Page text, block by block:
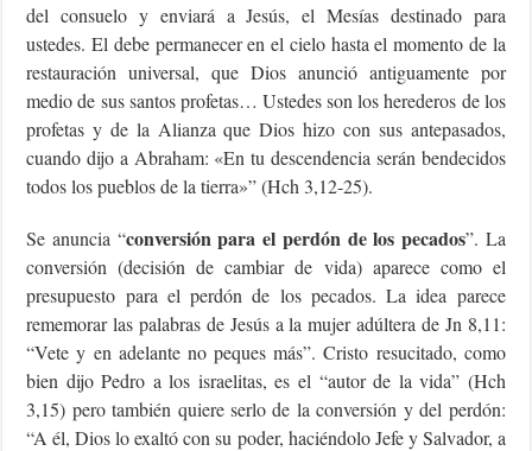
del consuelo y enviará a Jesús, el Mesías destinado para
ustedes. El debe permanecer en el cielo hasta el momento de la
restauración universal, que Dios anunció antiguamente por
medio de sus santos profetas… Ustedes son los herederos de los
profetas y de la Alianza que Dios hizo con sus antepasados,
cuando dijo a Abraham: «En tu descendencia serán bendecidos
todos los pueblos de la tierra»” (Hch 3,12-25).
Se anuncia “conversión para el perdón de los pecados”. La
conversión (decisión de cambiar de vida) aparece como el
presupuesto para el perdón de los pecados. La idea parece
rememorar las palabras de Jesús a la mujer adúltera de Jn 8,11:
“Vete y en adelante no peques más”. Cristo resucitado, como
bien dijo Pedro a los israelitas, es el “autor de la vida” (Hch
3,15) pero también quiere serlo de la conversión y del perdón:
“A él, Dios lo exaltó con su poder, haciéndolo Jefe y Salvador, a